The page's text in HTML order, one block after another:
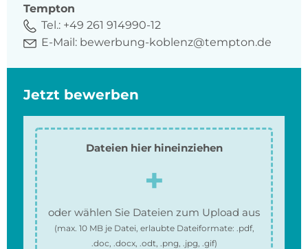
Tempton
Tel.: +49 261 914990-12
E-Mail: bewerbung-koblenz@tempton.de
Jetzt bewerben
Dateien hier hineinziehen
oder wählen Sie Dateien zum Upload aus
(max. 10 MBje Datei, erlaubte Dateiformate: .pdf,
.doc, .docx, .odt, .png, .jpg, .gif)